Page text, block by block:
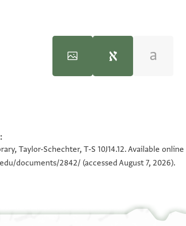
180°
Address.
Taylor-Schechter, T-S 10J14.12. Available
documents/2842/ (accessed August 7, 2026).